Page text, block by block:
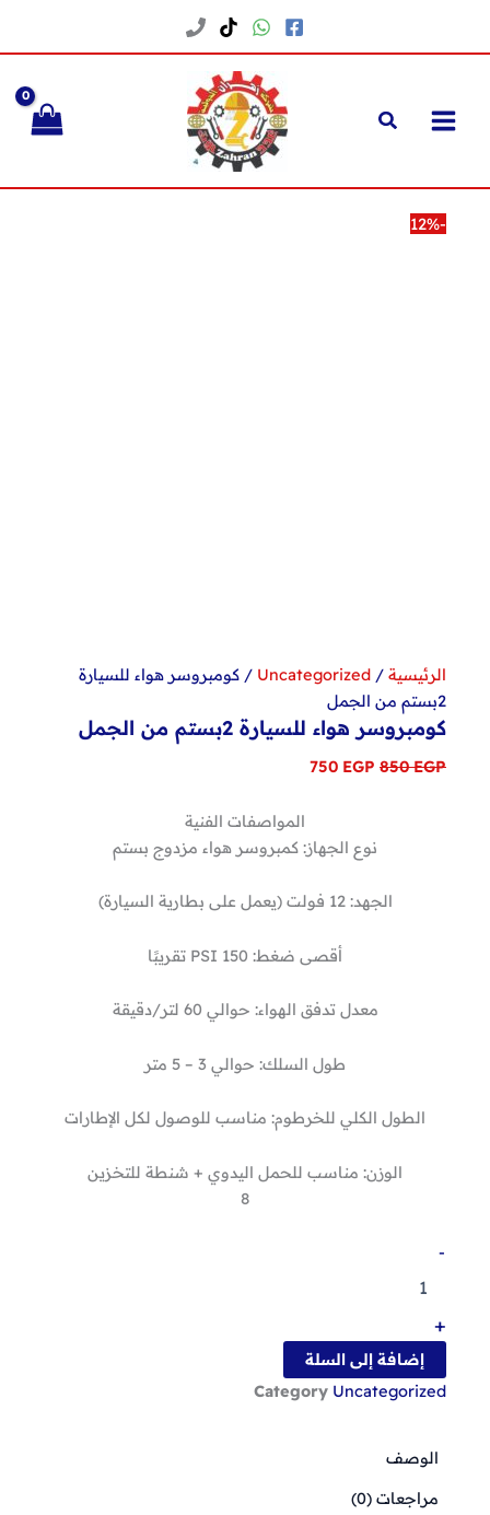
-12%
الرئيسية /
Uncategorized / كومبروسر هواء للسيارة
2بستم من الجمل
كومبروسر هواء للسيارة 2بستم من الجمل
850EGP
السعر
850 EGP.
750 EGP
السعر
هو:
750 EGP.
المواصفات الفنية
نوع الجهاز: كمبروسر هواء مزدوج بستم
الجهد: 12 فولت (يعمل على بطارية السيارة)
أقصى ضغط: 150 PSI تقريبًا
معدل تدفق الهواء: حوالي 60 لتر/دقيقة
طول السلك: حوالي 3 – 5 متر
الطول الكلي للخرطوم: مناسب للوصول لكل الإطارات
الوزن: مناسب للحمل اليدوي + شنطة للتخزين
8
-كمية
هواء
2بستم
من
الجمل
+
إضافة إلى السلة
Category Uncategorized
الوصف
مراجعات (0)